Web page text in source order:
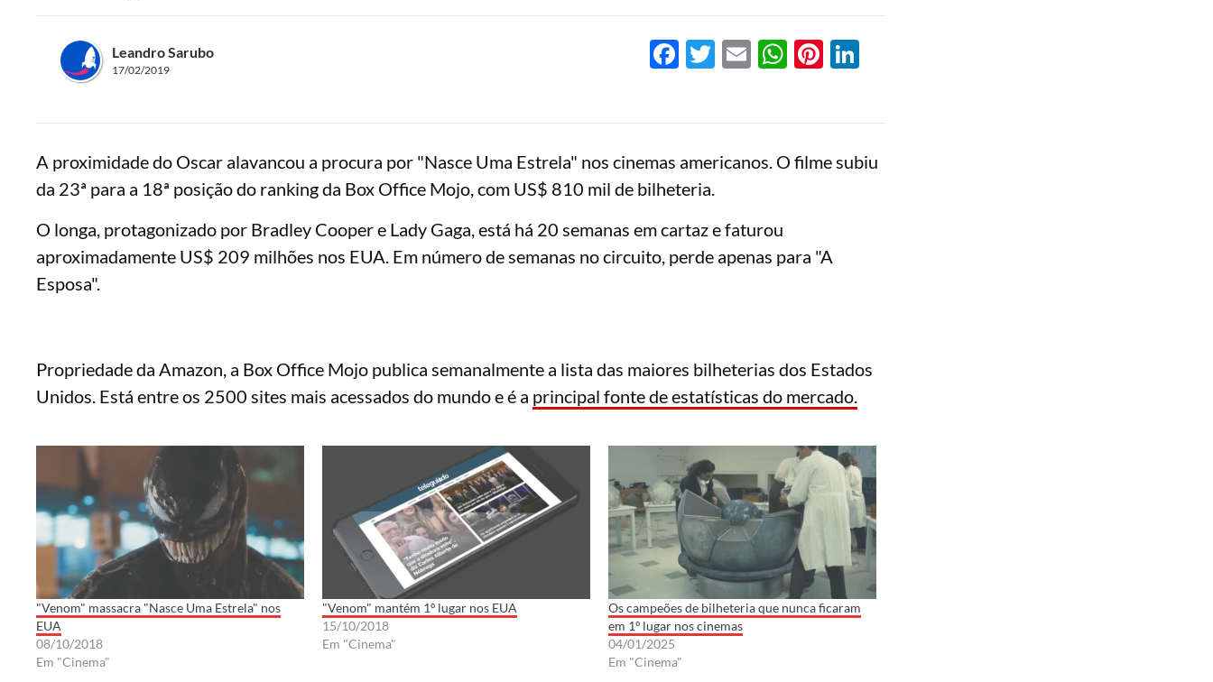
Leandro Sarubo
17/02/2019 Facebook
Twitter
EmailWhatsApp
Pinterest
LinkedIn
A proximidade do Oscar alavancou a procura por "Nasce Uma Estrela" nos cinemas americanos. O filme subiu
da 23ª para a 18ª posição do ranking da Box Office Mojo, com US$ 810 mil de bilheteria.
O longa, protagonizado por Bradley Cooper e Lady Gaga, está há 20 semanas em cartaz e faturou
aproximadamente US$ 209 milhões nos EUA. Em número de semanas no circuito, perde apenas para "A
Esposa".
Propriedade da Amazon, a Box Office Mojo publica semanalmente a lista das maiores bilheterias dos Estados
Unidos. Está entre os 2500 sites mais acessados do mundo e é a principal fonte de estatísticas do mercado.
"Venom" massacra "Nasce Uma Estrela" nos
EUA
08/10/2018
Em "Cinema"
"Venom" mantém 1º lugar nos EUA
15/10/2018
Em "Cinema"
Os campeões de bilheteria que nunca ficaram
em 1º lugar nos cinemas
04/01/2025
Em "Cinema"